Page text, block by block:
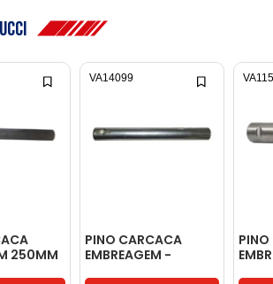
250MM
PINO CARCACA
EMBREAGEM -
VA14099 VA115